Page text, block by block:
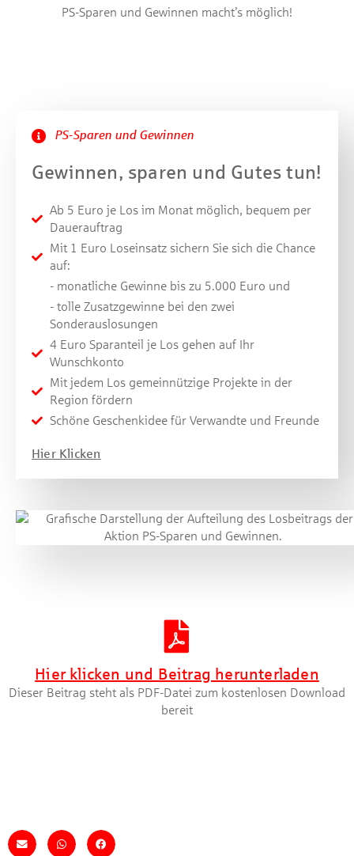
PS-Sparen und Gewinnen macht’s möglich!
PS-Sparen und Gewinnen
Gewinnen, sparen und Gutes tun!
Ab 5 Euro je Los im Monat möglich, bequem per
Dauerauftrag
Mit 1 Euro Loseinsatz sichern Sie sich die Chance
auf:
- monatliche Gewinne bis zu 5.000 Euro und
- tolle Zusatz­gewinne bei den zwei
Sonderauslosungen
4 Euro Sparanteil je Los gehen auf Ihr
Wunschkonto
Mit jedem Los gemein­nützige Projekte in der
Region fördern
Schöne Geschenk­idee für Verwandte und Freunde
Hier Klicken
Hier klicken und Beitrag herunterladen
Dieser Beitrag steht als PDF-Datei zum kostenlosen Download
bereit